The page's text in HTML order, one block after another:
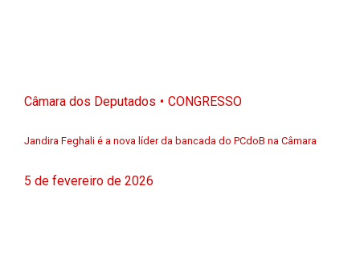
Câmara dos Deputados CONGRESSO
Jandira Feghali é a nova líder da bancada do PCdoB na Câmara
5 de fevereiro de 2026